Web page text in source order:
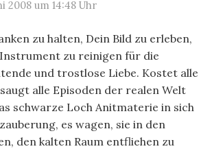
2008 um 14:48 Uhr
zu halten, Dein Bild zu erleben,
zu reinigen für die
und trostlose Liebe. Kostet alle
alle Episoden der realen Welt
schwarze Loch Anitmaterie in sich
es wagen, sie in den
den kalten Raum entfliehen zu